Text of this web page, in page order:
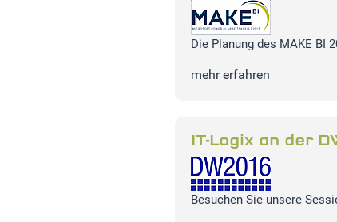
Die Planung des MAKE BI
mehr erfahren
IT-Logix an der
Besuchen Sie unsere